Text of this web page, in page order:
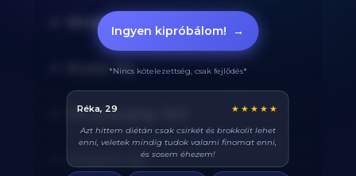
Vöröshagyma: 15g
Mustár: 8g
Olivaolaj spray: 3ml
Oregano: 1g
Ingyen kipróbálom! →
*Nincs kötelezettség, csak fejlődés*
Balázs, 38 ★★★★★
Végre tudom pontosan mennyi fehérjét eszem
naponta. A kaloriaszámláló sokat segít, előtte
össze-vissza zabáltam...